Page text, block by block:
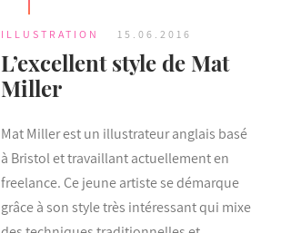
ILLUSTRATION 15.06.2016
L’excellent style de Mat
Miller
Mat Miller est un illustrateur anglais basé
à Bristol et travaillant actuellement en
freelance. Ce jeune artiste se démarque
grâce à son style très intéressant qui mixe